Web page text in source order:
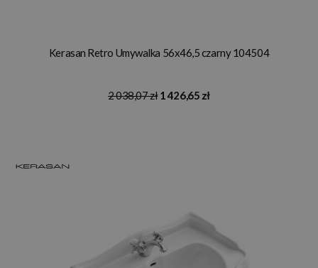
Kerasan Retro Umywalka 56x46,5 czarny 104504
2 038,07 zł 1 426,65 zł